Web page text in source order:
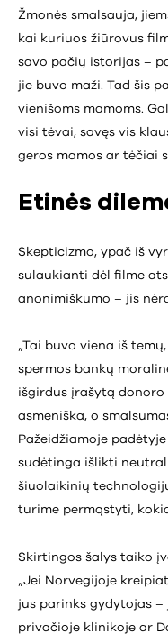
Žmonės smalsauja,
kai kuriuos žiūrovus
savo pačių istorijas –
jie buvo maži. Tad šis
vienišoms mamoms.
visi tėvai, savęs vis
geros mamos ar tėčiai
Etinės
Skepticizmo, ypač iš
sulaukianti dėl filme
anonimiškumo – jis
„Tai buvo viena iš
spermos bankų
išgirdus įrašytą donoro
asmeniška, o
Pažeidžiamoje
sudėtinga išlikti
šiuolaikinių
turime permąstyti,
Skirtingos šalys taiko
„Jei Norvegijoje
jus parinks gydytojas –
privačioje klinikoje ar